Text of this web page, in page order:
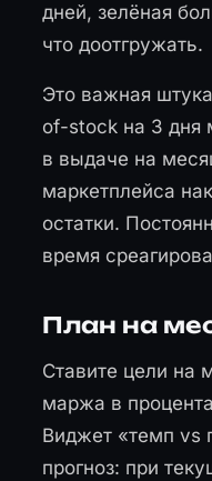
дней, зелёная
что доотгружать.
Это важная
of-stock на 3 дня
в выдаче на
маркетплейса
остатки.
время
План на
Ставите цели на
маржа в
Виджет «темп vs
прогноз: при